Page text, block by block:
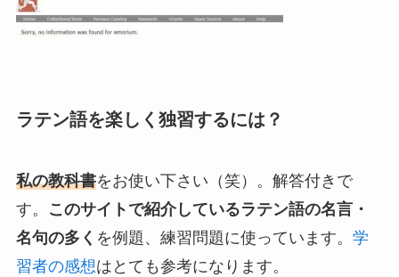
ラテン語を楽しく独習するには？
私の教科書をお使い下さい（笑）。解答付きで
す。
このサイトで紹介しているラテン語の名言・
名句の多く を例題、練習問題に使っています。 学
習者の感想はとても参考になります。